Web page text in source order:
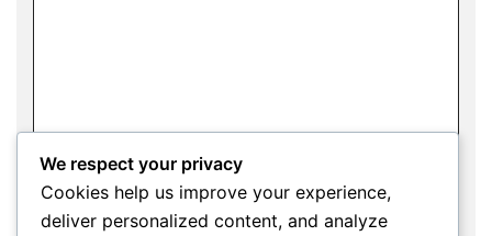
We respect your privacy
Cookies help us improve your experience,
deliver personalized content, and analyze